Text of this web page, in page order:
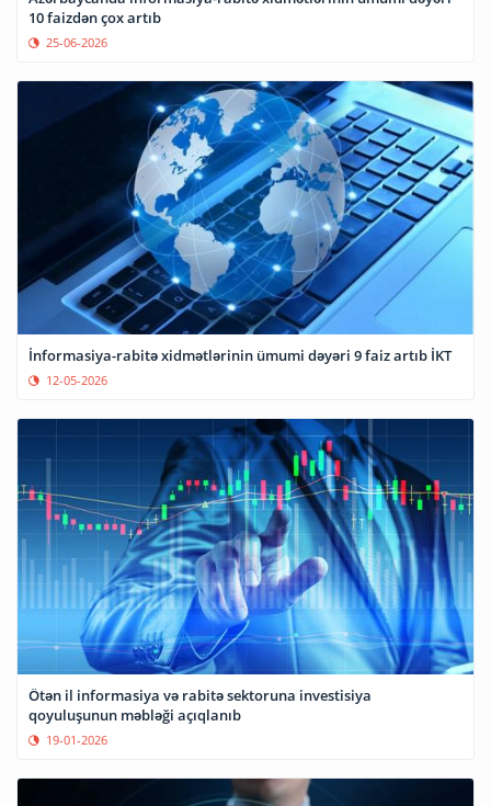
10 faizdən çox artıb
25-06-2026
İnformasiya-rabitə xidmətlərinin ümumi dəyəri 9 faiz artıb İKT
12-05-2026
Ötən il informasiya və rabitə sektoruna investisiya
qoyuluşunun məbləği açıqlanıb
19-01-2026